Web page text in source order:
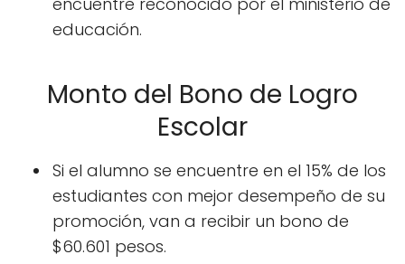
educación.
Monto del Bono de Logro
Escolar
Si el alumno se encuentre en el 15% de los
estudiantes con mejor desempeño de su
promoción, van a recibir un bono de
$60.601 pesos.